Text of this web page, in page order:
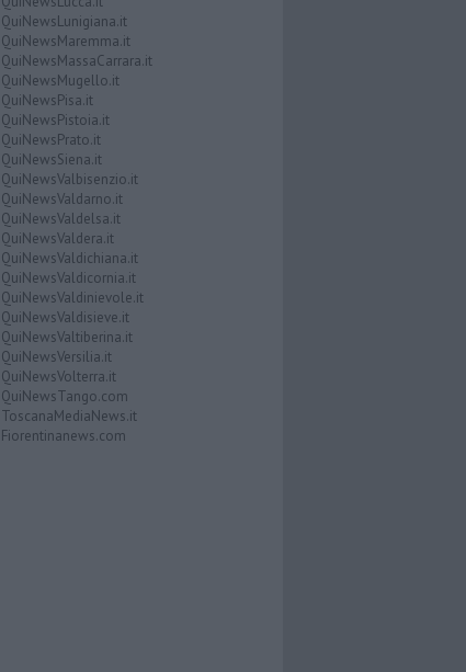
QuiNewsLunigiana.it
QuiNewsMaremma.it
QuiNewsMassaCarrara.it
QuiNewsMugello.it
QuiNewsPisa.it
QuiNewsPistoia.it
QuiNewsPrato.it
QuiNewsSiena.it
QuiNewsValbisenzio.it
QuiNewsValdarno.it
QuiNewsValdelsa.it
QuiNewsValdera.it
QuiNewsValdichiana.it
QuiNewsValdicornia.it
QuiNewsValdinievole.it
QuiNewsValdisieve.it
QuiNewsValtiberina.it
QuiNewsVersilia.it
QuiNewsVolterra.it
QuiNewsTango.com
ToscanaMediaNews.it
Fiorentinanews.com